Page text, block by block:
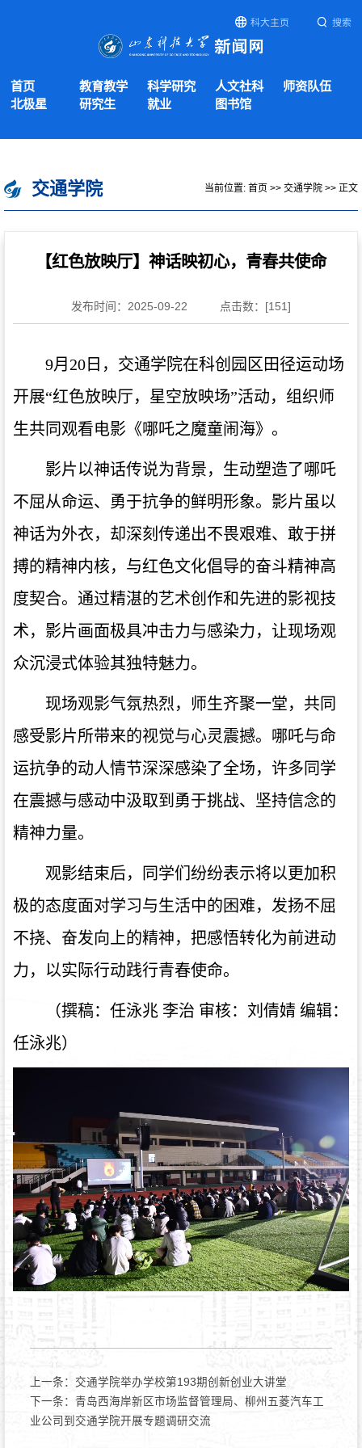
科大主页 搜索
首页 教育教学 科学研究 人文社科
师资队伍
北极星
研究生 就业 图书馆
交通学院 当前位置: 首页 >> 交通学院 >> 正文
【红色放映厅】神话映初心，青春共使命
发布时间：2025-09-22 点击数：[151]
9月20日，交通学院在科创园区田径运动场
开展“红色放映厅，星空放映场”活动，组织师
生共同观看电影《哪吒之魔童闹海》。
影片以神话传说为背景，生动塑造了哪吒
不屈从命运、勇于抗争的鲜明形象。影片虽以
神话为外衣，却深刻传递出不畏艰难、敢于拼
搏的精神内核，与红色文化倡导的奋斗精神高
度契合。通过精湛的艺术创作和先进的影视技
术，影片画面极具冲击力与感染力，让现场观
众沉浸式体验其独特魅力。
现场观影气氛热烈，师生齐聚一堂，共同
感受影片所带来的视觉与心灵震撼。哪吒与命
运抗争的动人情节深深感染了全场，许多同学
在震撼与感动中汲取到勇于挑战、坚持信念的
精神力量。
观影结束后，同学们纷纷表示将以更加积
极的态度面对学习与生活中的困难，发扬不屈
不挠、奋发向上的精神，把感悟转化为前进动
力，以实际行动践行青春使命。
（撰稿： 任泳兆 李治 审核：刘倩婧 编辑：
任泳兆）
上一条： 交通学院举办学校第193期创新创业大讲堂
下一条： 青岛西海岸新区市场监督管理局、柳州五菱汽车工
业公司到交通学院开展专题调研交流